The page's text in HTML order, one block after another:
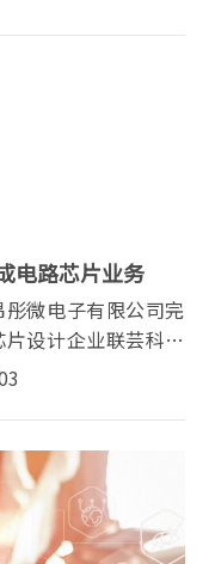
电路芯片业务
微电子有限公司完
设计企业联芸科技
，法定代表人为...